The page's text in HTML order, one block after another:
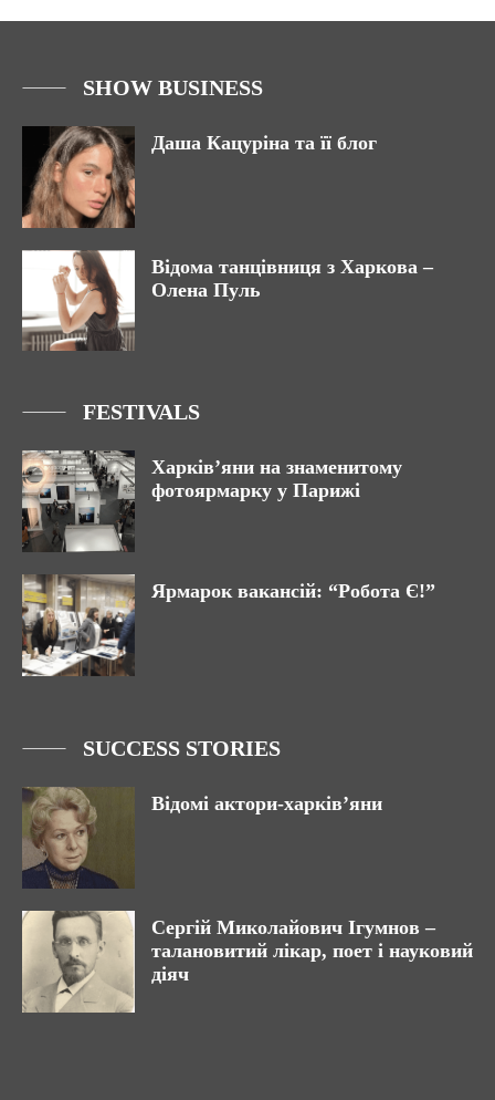
SHOW BUSINESS
Даша Кацуріна та її блог
Відома танцівниця з Харкова –
Олена Пуль
FESTIVALS
Харків’яни на знаменитому
фотоярмарку у Парижі
Ярмарок вакансій: “Робота Є!”
SUCCESS STORIES
Відомі актори-харків’яни
Сергій Миколайович Ігумнов –
талановитий лікар, поет і науковий
діяч